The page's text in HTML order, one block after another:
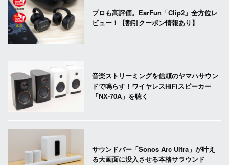
プロも高評価。EarFun「Clip2」全方位レ
ビュー！【割引クーポン情報あり】
音楽ストリーミングを信頼のヤマハサウン
ドで鳴らす！ワイヤレスHiFiスピーカー
「NX-70A」を聴く
サウンドバー「Sonos Arc Ultra」が叶え
る大画面に没入させる本格サラウンド